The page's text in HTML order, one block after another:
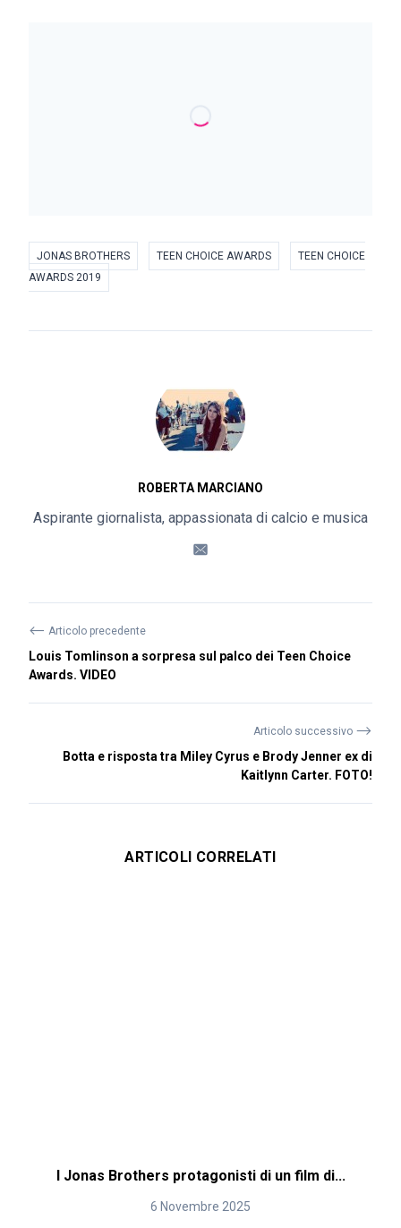
JONAS BROTHERS TEEN CHOICE AWARDS
TEEN CHOICE
AWARDS 2019
ROBERTA MARCIANO
Aspirante giornalista, appassionata di calcio e musica
⟵ Articolo precedente
Louis Tomlinson a sorpresa sul palco dei Teen Choice
Awards. VIDEO
Articolo successivo ⟶
Botta e risposta tra Miley Cyrus e Brody Jenner ex di
Kaitlynn Carter. FOTO!
ARTICOLI CORRELATI
I Jonas Brothers protagonisti di un film di...
6 Novembre 2025